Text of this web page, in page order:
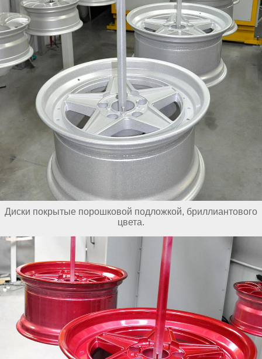
Диски покрытые порошковой подложкой, бриллиантового
цвета.